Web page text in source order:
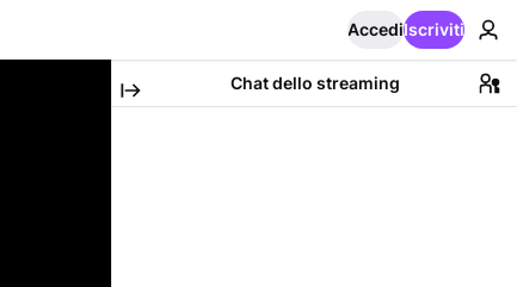
AccediIscriviti
Chat dello streaming